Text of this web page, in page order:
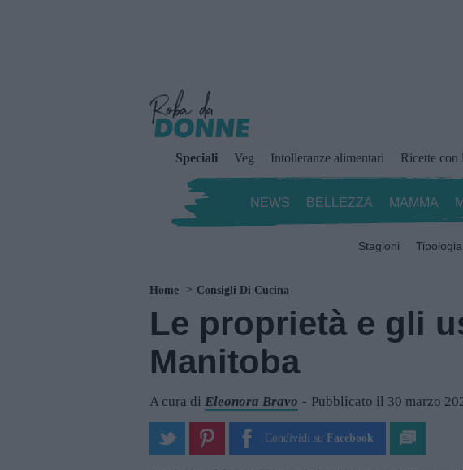
Speciali Veg Intolleranze alimentari Ricette con
NEWS BELLEZZA MAMMA
Stagioni
Home Consigli Di Cucina
Le proprietà e gli
Manitoba
A cura di Eleonora Bravo Pubblicato il 30 marzo
Condividi su Facebook